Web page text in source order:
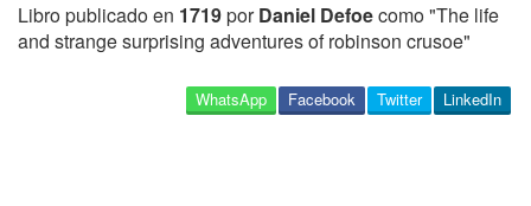
Libro publicado en 1719porDaniel Defoecomo "The life
and strange surprising adventures of robinson crusoe"
LinkedIn
Twitter
Facebook
WhatsApp